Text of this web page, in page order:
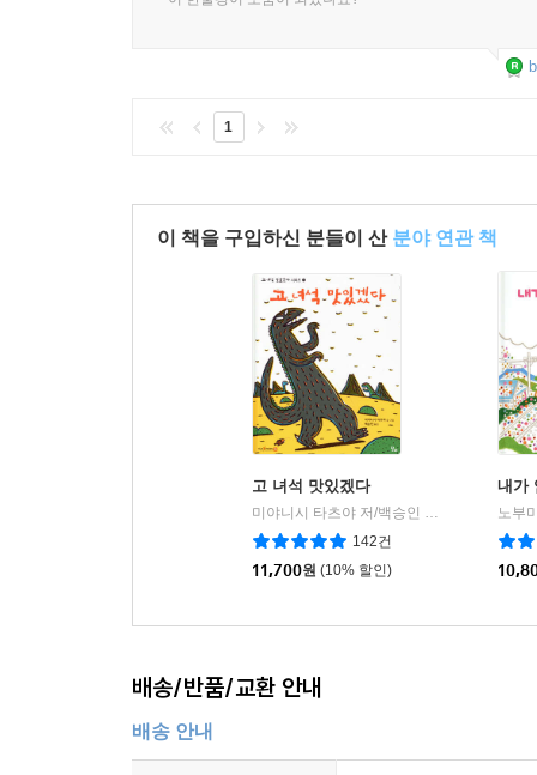
1
이 책을 구입하신 분들이 산 분야 연관 책
고 녀석 맛있겠다
미야니시 타츠야 저/백승인 역
142건
11,700원 (10% 할인)
내가
노부
배송/반품/교환 안내
배송 안내